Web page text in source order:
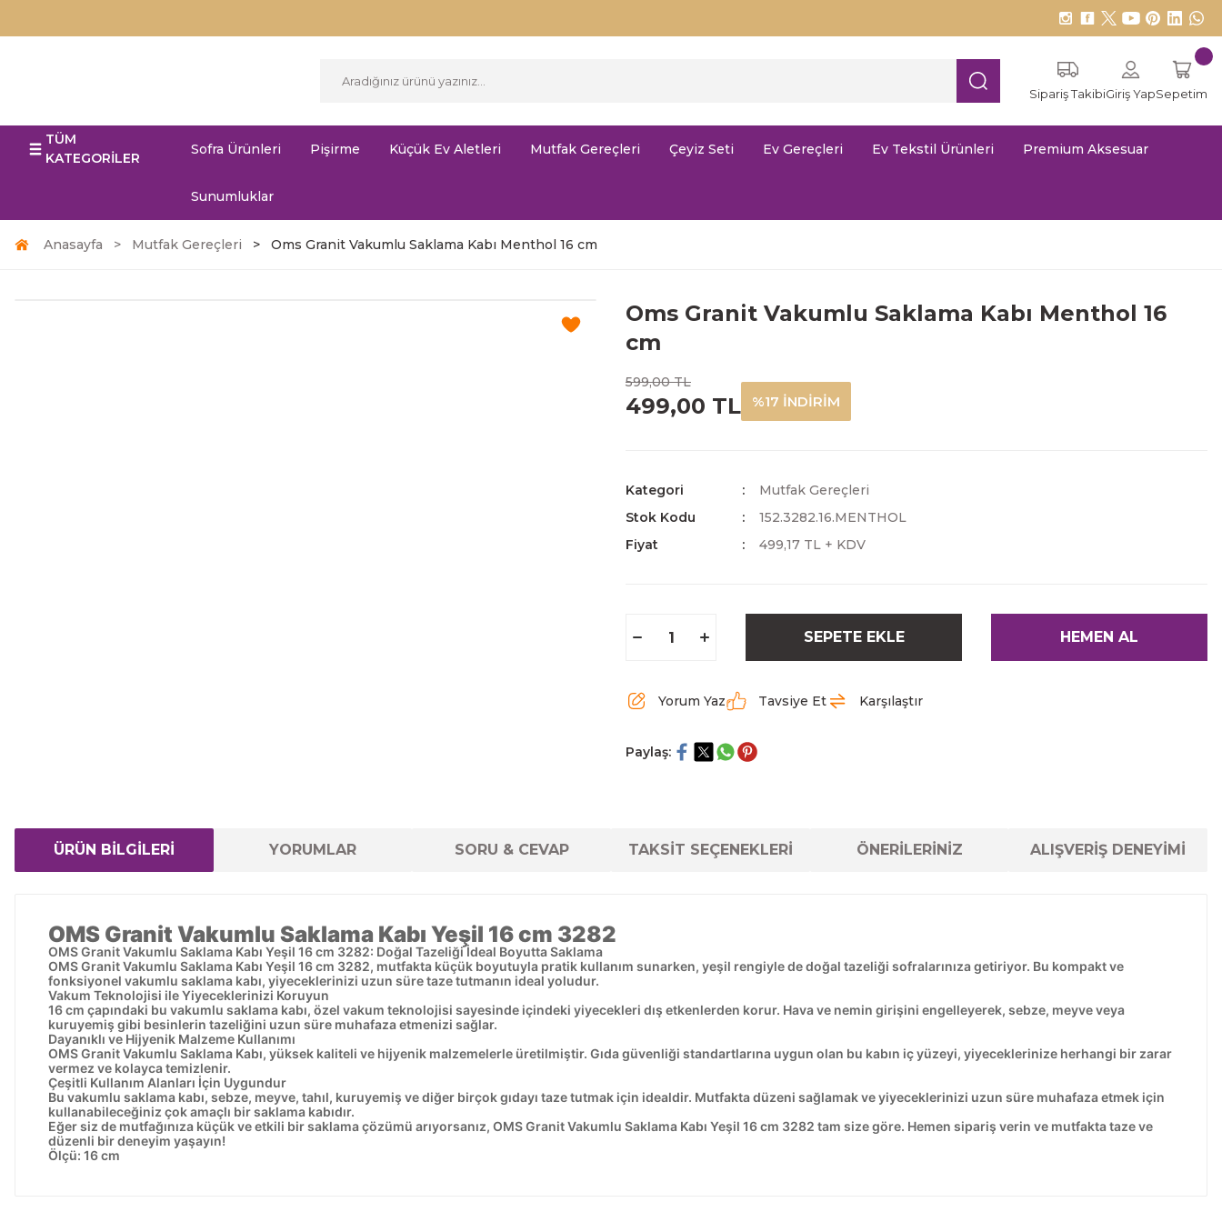
Sipariş TakibiGiriş YapSepetim
TÜM
KATEGORİLER
Sofra Ürünleri Pişirme Küçük Ev Aletleri Mutfak Gereçleri Çeyiz Seti Ev Gereçleri Ev Tekstil Ürünleri Premium Aksesuar
Sunumluklar
Anasayfa Mutfak Gereçleri Oms Granit Vakumlu Saklama Kabı Menthol 16 cm
Oms Granit Vakumlu Saklama Kabı Menthol 16
cm
599,00 TL
499,00 TL %17 İNDİRİM
Kategori
Mutfak Gereçleri
Stok Kodu
152.3282.16.MENTHOL
Fiyat
499,17 TL + KDV
SEPETE EKLE HEMEN AL
Yorum Yaz Tavsiye Et Karşılaştır
Paylaş:
ÜRÜN BİLGİLERİ YORUMLAR SORU & CEVAP TAKSİT SEÇENEKLERİ ÖNERİLERİNİZ ALIŞVERİŞ DENEYİMİ
OMS Granit Vakumlu Saklama Kabı Yeşil 16 cm 3282
OMS Granit Vakumlu Saklama Kabı Yeşil 16 cm 3282: Doğal Tazeliği İdeal Boyutta Saklama
OMS Granit Vakumlu Saklama Kabı Yeşil 16 cm 3282, mutfakta küçük boyutuyla pratik kullanım sunarken, yeşil rengiyle de doğal tazeliği sofralarınıza getiriyor. Bu kompakt ve
fonksiyonel vakumlu saklama kabı, yiyeceklerinizi uzun süre taze tutmanın ideal yoludur.
Vakum Teknolojisi ile Yiyeceklerinizi Koruyun
16 cm çapındaki bu vakumlu saklama kabı, özel vakum teknolojisi sayesinde içindeki yiyecekleri dış etkenlerden korur. Hava ve nemin girişini engelleyerek, sebze, meyve veya
kuruyemiş gibi besinlerin tazeliğini uzun süre muhafaza etmenizi sağlar.
Dayanıklı ve Hijyenik Malzeme Kullanımı
OMS Granit Vakumlu Saklama Kabı, yüksek kaliteli ve hijyenik malzemelerle üretilmiştir. Gıda güvenliği standartlarına uygun olan bu kabın iç yüzeyi, yiyeceklerinize herhangi bir zarar
vermez ve kolayca temizlenir.
Çeşitli Kullanım Alanları İçin Uygundur
Bu vakumlu saklama kabı, sebze, meyve, tahıl, kuruyemiş ve diğer birçok gıdayı taze tutmak için idealdir. Mutfakta düzeni sağlamak ve yiyeceklerinizi uzun süre muhafaza etmek için
kullanabileceğiniz çok amaçlı bir saklama kabıdır.
Eğer siz de mutfağınıza küçük ve etkili bir saklama çözümü arıyorsanız, OMS Granit Vakumlu Saklama Kabı Yeşil 16 cm 3282 tam size göre. Hemen sipariş verin ve mutfakta taze ve
düzenli bir deneyim yaşayın!
Ölçü: 16 cm